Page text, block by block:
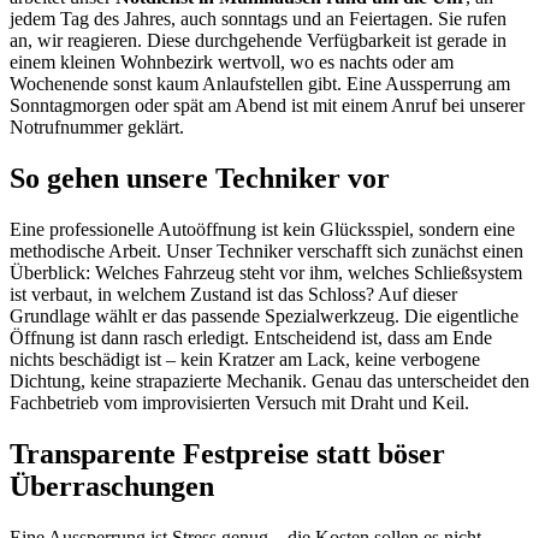
jedem Tag des Jahres, auch sonntags und an Feiertagen. Sie rufen
an, wir reagieren. Diese durchgehende Verfügbarkeit ist gerade in
einem kleinen Wohnbezirk wertvoll, wo es nachts oder am
Wochenende sonst kaum Anlaufstellen gibt. Eine Aussperrung am
Sonntagmorgen oder spät am Abend ist mit einem Anruf bei unserer
Notrufnummer geklärt.
So gehen unsere Techniker vor
Eine professionelle Autoöffnung ist kein Glücksspiel, sondern eine
methodische Arbeit. Unser Techniker verschafft sich zunächst einen
Überblick: Welches Fahrzeug steht vor ihm, welches Schließsystem
ist verbaut, in welchem Zustand ist das Schloss? Auf dieser
Grundlage wählt er das passende Spezialwerkzeug. Die eigentliche
Öffnung ist dann rasch erledigt. Entscheidend ist, dass am Ende
nichts beschädigt ist – kein Kratzer am Lack, keine verbogene
Dichtung, keine strapazierte Mechanik. Genau das unterscheidet den
Fachbetrieb vom improvisierten Versuch mit Draht und Keil.
Transparente Festpreise statt böser
Überraschungen